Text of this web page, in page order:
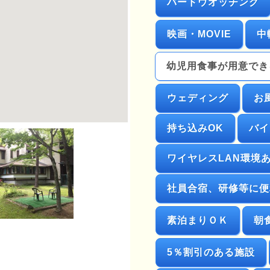
バードウオッチング
映画・MOVIE 中
幼児用食事が用意で
ウェディング お
持ち込みOK バ
ワイヤレスLAN環境
社員合宿、研修等に
素泊まりＯＫ 朝
5％割引のある施設